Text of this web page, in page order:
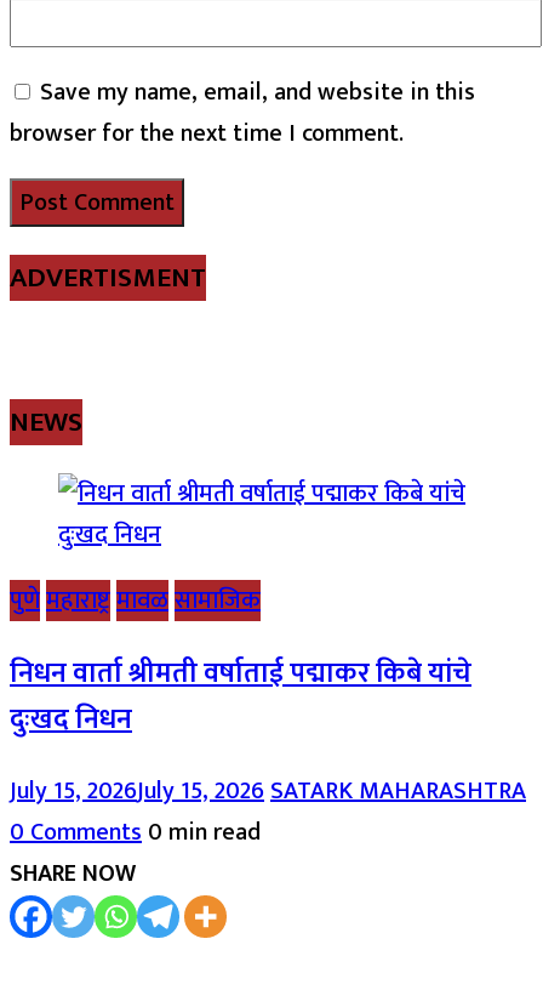
Save my name, email, and website in this
browser for the next time I comment.
ADVERTISMENT
NEWS
पुणेमहाराष्ट्रमावळसामाजिक
निधन वार्ता श्रीमती वर्षाताई पद्माकर किबे यांचे
दुःखद निधन
July 15, 2026July 15, 2026SATARK MAHARASHTRA
0 Comments0 min read
SHARE NOW